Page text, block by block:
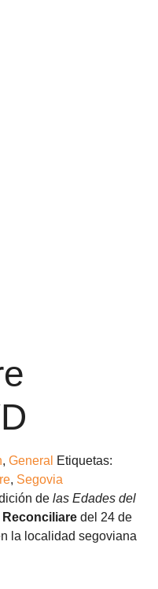
, General
Etiquetas:
, Segovia
de las Edades del
Reconciliare del 24 de
la localidad segoviana